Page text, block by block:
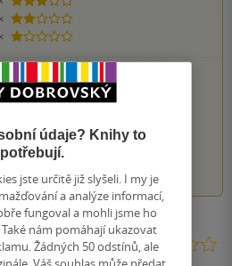
2 hvězdičky
1 hvezdička
KNIHY
knihkupců: 0.0 z 5
3 4 5
údaje? Knihy to
potřebují.
jste určitě již slyšeli. I my je
a analýze informací,
fungoval a mohli jsme ho
nám pomáhají ukazovat
Žádných 50 odstínů, ale